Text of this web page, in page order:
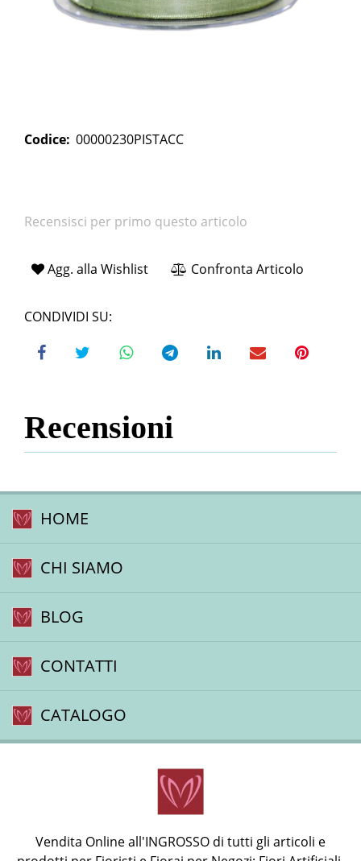
Codice: 00000230PISTACC
Recensisci per primo questo articolo
Agg. alla Wishlist Confronta Articolo
CONDIVIDI SU:
Recensioni
HOME
CHI SIAMO
BLOG
CONTATTI
CATALOGO
Vendita Online all'INGROSSO di tutti gli articoli e